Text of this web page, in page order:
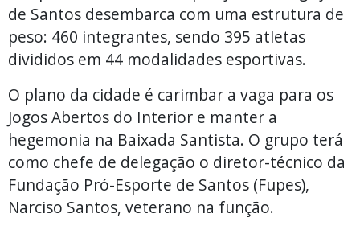
de Santos desembarca com uma estrutura de
peso: 460 integrantes, sendo 395 atletas
divididos em 44 modalidades esportivas.
O plano da cidade é carimbar a vaga para os
Jogos Abertos do Interior e manter a
hegemonia na Baixada Santista. O grupo terá
como chefe de delegação o diretor-técnico da
Fundação Pró-Esporte de Santos (Fupes),
Narciso Santos, veterano na função.